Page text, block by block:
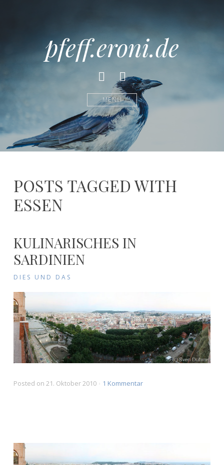
pfeff.eroni.de
FacebookInstagram
MENÜ
POSTS TAGGED WITH
ESSEN
KULINARISCHES IN
SARDINIEN
DIES UND DAS
Posted on 21. Oktober 2010 1 Kommentarzu